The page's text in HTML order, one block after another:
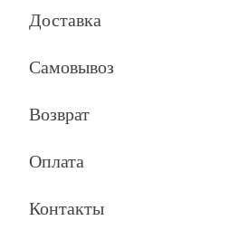
Доставка
Самовывоз
Возврат
Оплата
Контакты